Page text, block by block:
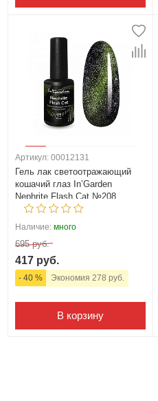
Артикул: 00012131
Гель лак светоотражающий
кошачий глаз In’Garden
Nephrite Flash Cat №208
Наличие: много
695 руб.
417 руб.
- 40 % Экономия 278 руб.
В корзину